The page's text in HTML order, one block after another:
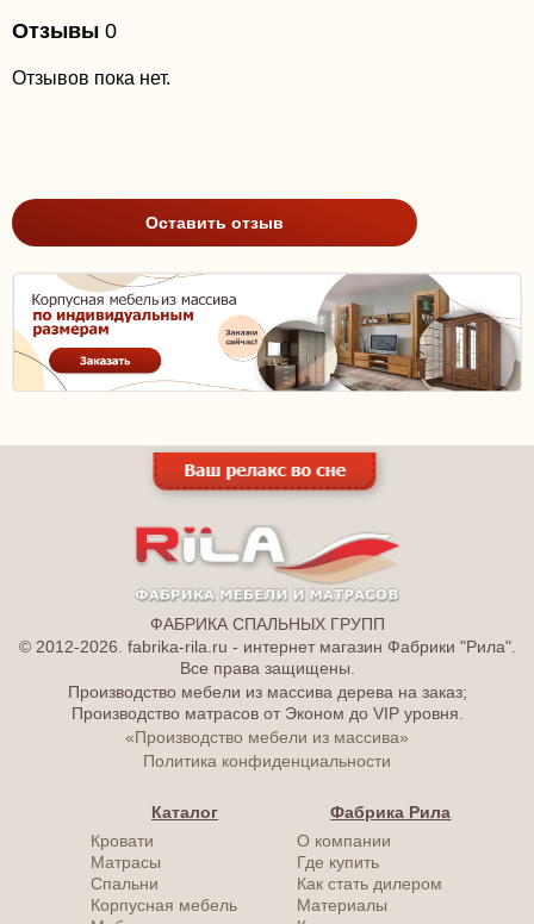
Отзывы 0
Отзывов пока нет.
Оставить отзыв
ФАБРИКА СПАЛЬНЫХ ГРУПП
© 2012-2026. fabrika-rila.ru - интернет магазин Фабрики "Рила".
Все права защищены.
Производство мебели из массива дерева на заказ;
Производство матрасов от Эконом до VIP уровня.
«Производство мебели из массива»
Политика конфиденциальности
Каталог
Кровати
Матрасы
Спальни
Корпусная мебель
Фабрика Рила
О компании
Где купить
Как стать дилером
Материалы